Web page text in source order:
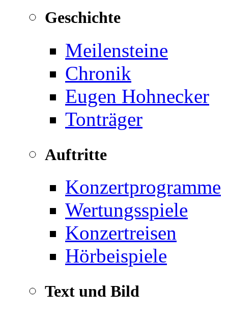
Geschichte
Meilensteine
Chronik
Eugen Hohnecker
Tonträger
Auftritte
Konzertprogramme
Wertungsspiele
Konzertreisen
Hörbeispiele
Text und Bild